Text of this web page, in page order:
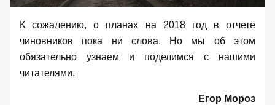
К сожалению, о планах на 2018 год в отчете
чиновников пока ни слова. Но мы об этом
обязательно узнаем и поделимся с нашими
читателями.
Егор Мороз